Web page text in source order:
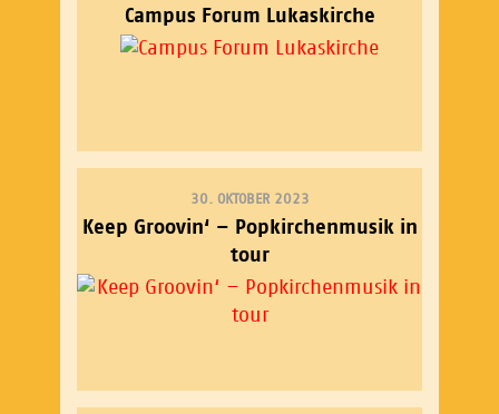
Campus Forum Lukaskirche
30. OKTOBER 2023
Keep Groovin‘ – Popkirchenmusik in
tour